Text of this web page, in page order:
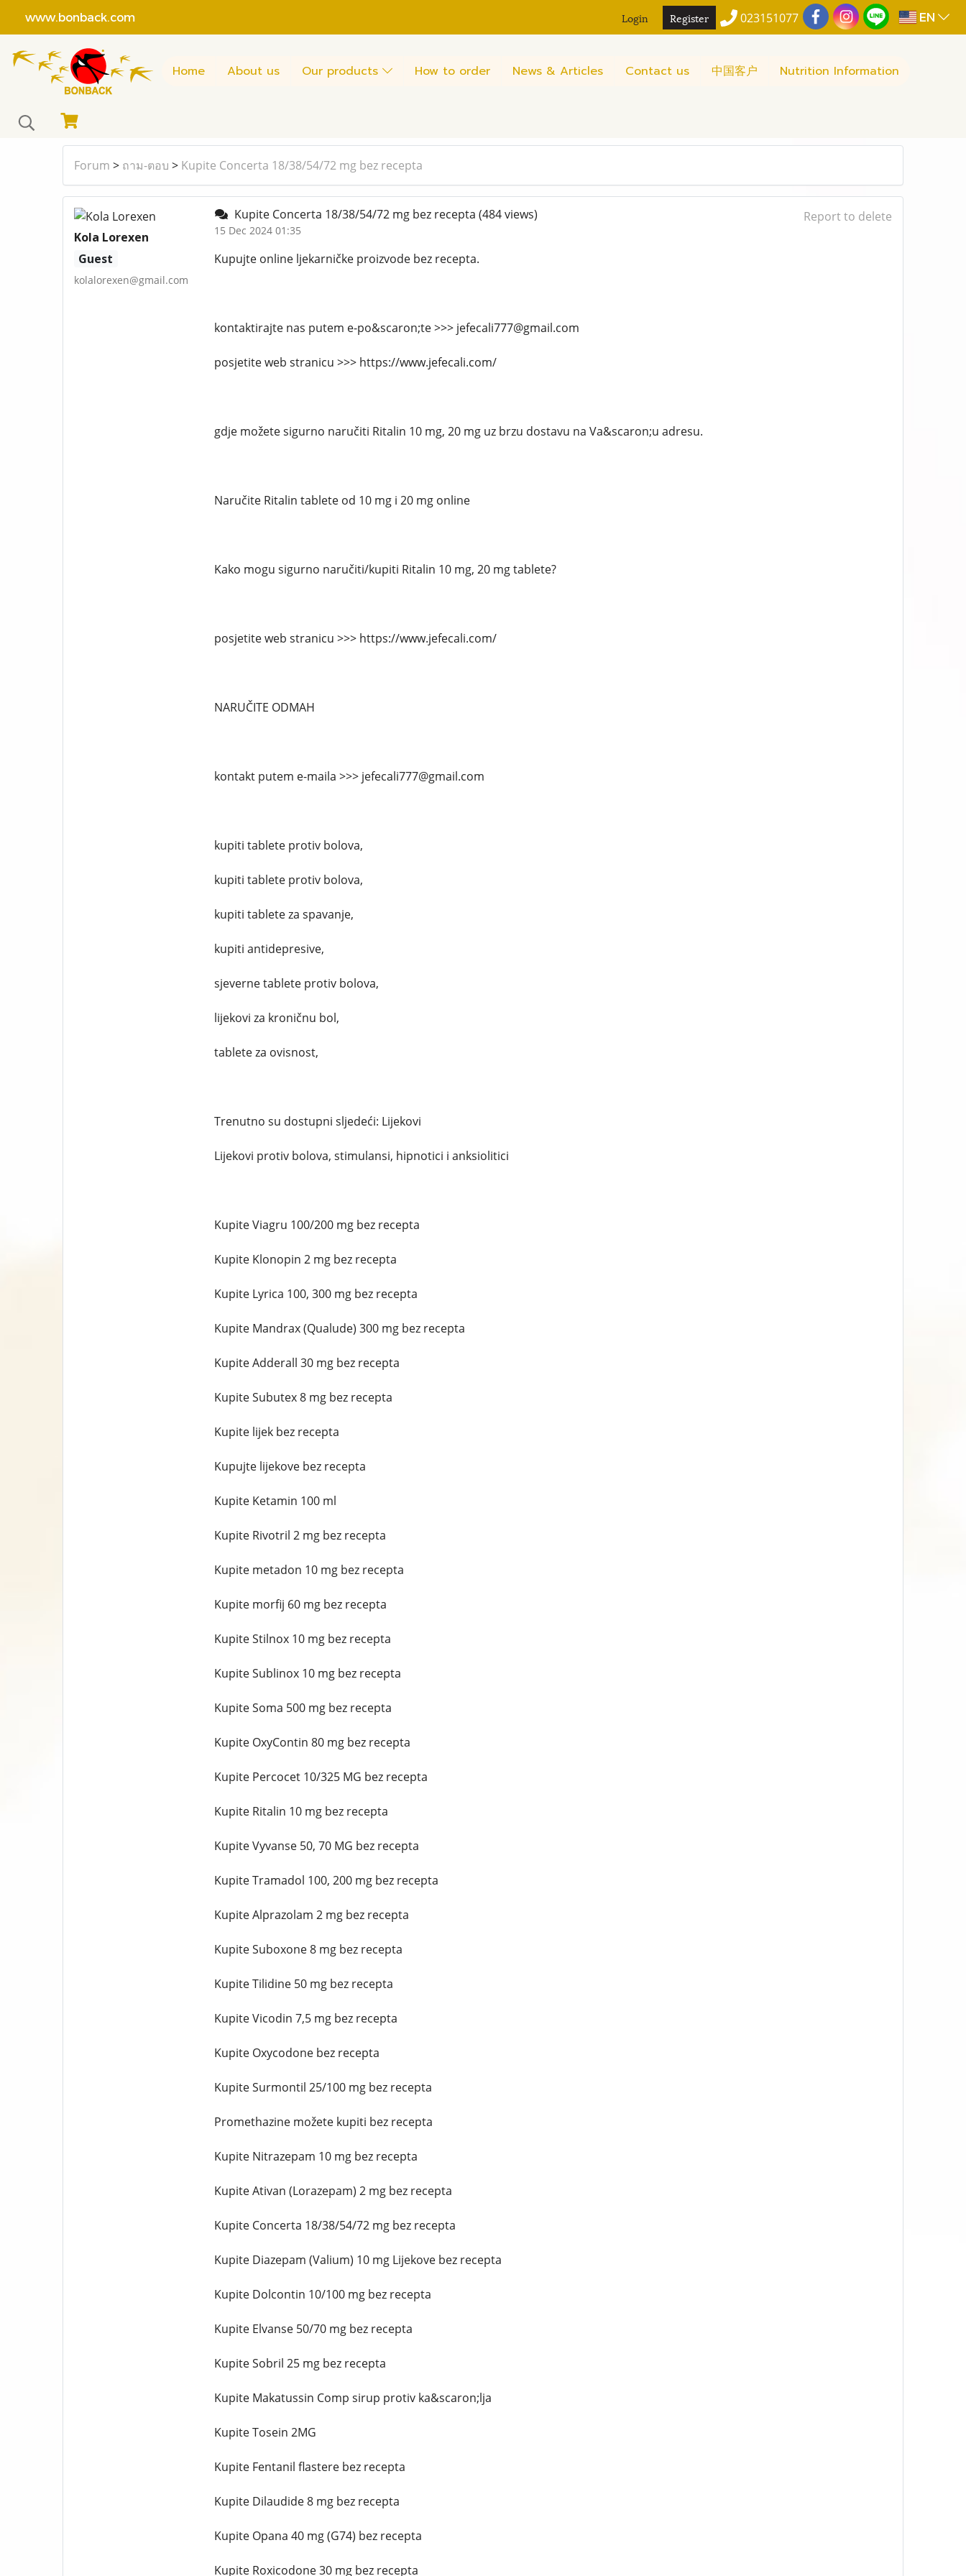
www.bonback.com Login Register 023151077 EN
Home About us Our products How to order News & Articles Contact us 中国客户 Nutrition Information
Forum > ถาม-ตอบ > Kupite Concerta 18/38/54/72 mg bez recepta
Kola Lorexen
Guest
kolalorexen@gmail.com
Kupite Concerta 18/38/54/72 mg bez recepta (484 views)
15 Dec 2024 01:35
Report to delete
Kupujte online ljekarničke proizvode bez recepta.
kontaktirajte nas putem e-po&scaron;te >>> jefecali777@gmail.com
posjetite web stranicu >>> https://www.jefecali.com/
gdje možete sigurno naručiti Ritalin 10 mg, 20 mg uz brzu dostavu na Va&scaron;u adresu.
Naručite Ritalin tablete od 10 mg i 20 mg online
Kako mogu sigurno naručiti/kupiti Ritalin 10 mg, 20 mg tablete?
posjetite web stranicu >>> https://www.jefecali.com/
NARUČITE ODMAH
kontakt putem e-maila >>> jefecali777@gmail.com
kupiti tablete protiv bolova,
kupiti tablete protiv bolova,
kupiti tablete za spavanje,
kupiti antidepresive,
sjeverne tablete protiv bolova,
lijekovi za kroničnu bol,
tablete za ovisnost,
Trenutno su dostupni sljedeći: Lijekovi
Lijekovi protiv bolova, stimulansi, hipnotici i anksiolitici
Kupite Viagru 100/200 mg bez recepta
Kupite Klonopin 2 mg bez recepta
Kupite Lyrica 100, 300 mg bez recepta
Kupite Mandrax (Qualude) 300 mg bez recepta
Kupite Adderall 30 mg bez recepta
Kupite Subutex 8 mg bez recepta
Kupite lijek bez recepta
Kupujte lijekove bez recepta
Kupite Ketamin 100 ml
Kupite Rivotril 2 mg bez recepta
Kupite metadon 10 mg bez recepta
Kupite morfij 60 mg bez recepta
Kupite Stilnox 10 mg bez recepta
Kupite Sublinox 10 mg bez recepta
Kupite Soma 500 mg bez recepta
Kupite OxyContin 80 mg bez recepta
Kupite Percocet 10/325 MG bez recepta
Kupite Ritalin 10 mg bez recepta
Kupite Vyvanse 50, 70 MG bez recepta
Kupite Tramadol 100, 200 mg bez recepta
Kupite Alprazolam 2 mg bez recepta
Kupite Suboxone 8 mg bez recepta
Kupite Tilidine 50 mg bez recepta
Kupite Vicodin 7,5 mg bez recepta
Kupite Oxycodone bez recepta
Kupite Surmontil 25/100 mg bez recepta
Promethazine možete kupiti bez recepta
Kupite Nitrazepam 10 mg bez recepta
Kupite Ativan (Lorazepam) 2 mg bez recepta
Kupite Concerta 18/38/54/72 mg bez recepta
Kupite Diazepam (Valium) 10 mg Lijekove bez recepta
Kupite Dolcontin 10/100 mg bez recepta
Kupite Elvanse 50/70 mg bez recepta
Kupite Sobril 25 mg bez recepta
Kupite Makatussin Comp sirup protiv ka&scaron;lja
Kupite Tosein 2MG
Kupite Fentanil flastere bez recepta
Kupite Dilaudide 8 mg bez recepta
Kupite Opana 40 mg (G74) bez recepta
Kupite Roxicodone 30 mg bez recepta